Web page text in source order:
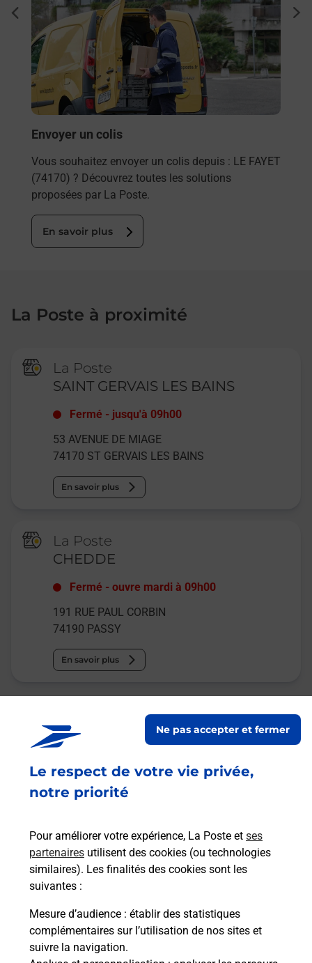
Le respect de votre vie privée,
notre priorité
Pour améliorer votre expérience, La Poste et ses
partenaires utilisent des cookies (ou technologies
similaires). Les finalités des cookies sont les
suivantes :
Mesure d’audience : établir des statistiques
complémentaires sur l’utilisation de nos sites et
suivre la navigation.
Ne pas accepter et fermer
Envoyer un colis
Vous souhaitez envoyer un colis depuis : LE FAYET
(74170) ? Découvrez toutes les solutions
proposées par La Poste.
En savoir plus
La Poste à proximité
La Poste
SAINT GERVAIS LES BAINS
Fermé - jusqu'à 09h00
53 AVENUE DE MIAGE
74170 ST GERVAIS LES BAINS
En savoir plus
La Poste
CHEDDE
Fermé -ouvre mardi à 09h00
191 RUE PAUL CORBIN
74190 PASSY
En savoir plus
La Poste
en ligne
Ouvert 24h/24
Recherchez un autre point de contact
Questions fréquemment posées